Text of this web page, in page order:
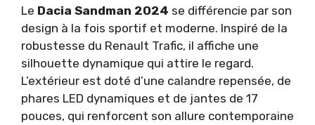
Le Dacia Sandman 2024 se différencie par son
design à la fois sportif et moderne. Inspiré de la
robustesse du Renault Trafic, il affiche une
silhouette dynamique qui attire le regard.
L’extérieur est doté d’une calandre repensée, de
phares LED dynamiques et de jantes de 17
pouces, qui renforcent son allure contemporaine